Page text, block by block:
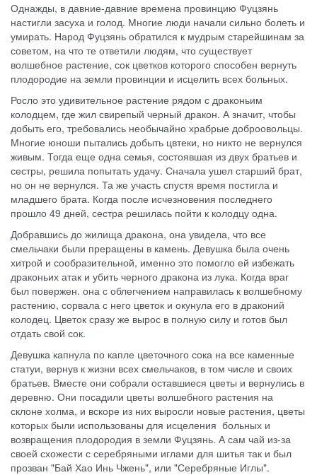
Однажды, в давние-давние времена провинцию Фуцзянь
настигли засуха и голод. Многие люди начали сильно болеть и
умирать. Народ Фуцзянь обратился к мудрым старейшинам за
советом, на что те ответили людям, что существует
волшебное растение, сок цветков которого способен вернуть
плодородие на земли провинции и исцелить всех больных.
Росло это удивительное растение рядом с драконьим
колодцем, где жил свирепый черный дракон. А значит, чтобы
добыть его, требовались необычайно храбрые доброовольцы.
Многие юноши пытались добыть цвтеки, но никто не вернулся
живым. Тогда еще одна семья, состоявшая из двух братьев и
сестры, решила попытать удачу. Сначала ушел старший брат,
но он не вернулся. Та же участь спустя время постигла и
младшего брата. Когда после исчезновения последнего
прошло 49 дней, сестра решилась пойти к колодцу одна.
Добравшись до жилища дракона, она увидела, что все
смельчаки были преращены в камень. Девушка была очень
хитрой и сообразительной, именно это помогло ей избежать
драконьих атак и убить черного дракона из лука. Когда враг
был повержен. она с облегчением направилась к волшебному
растению, сорвала с него цветок и окунула его в драконий
колодец. Цветок сразу же вырос в полную силу и готов был
отдать свой сок.
Девушка капнула по капле цветочного сока на все каменные
статуи, вернув к жизни всех смельчаков, в том числе и своих
братьев. Вместе они собрали оставшиеся цветы и вернулись в
деревню. Они посадили цветы волшебного растения на
склоне холма, и вскоре из них выросли новые растения, цветы
которых были использованы для исцеления больных и
возвращения плодородия в земли Фуцзянь. А сам чай из-за
своей схожести с серебряными иглами для шитья так и был
прозван "Бай Хао Инь Чжень", или "Серебряные Иглы".